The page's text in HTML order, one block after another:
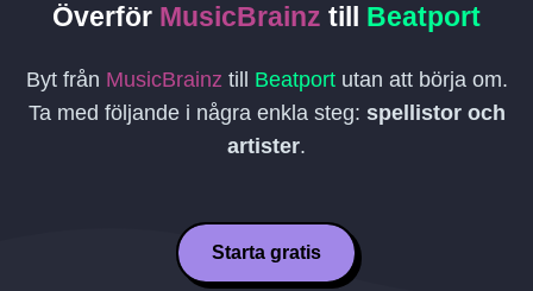
Överför MusicBrainz till Beatport
Byt från MusicBrainz till Beatportutan att börja om.
Ta med följande i några enkla steg: spellistor och
artister.
Starta gratis